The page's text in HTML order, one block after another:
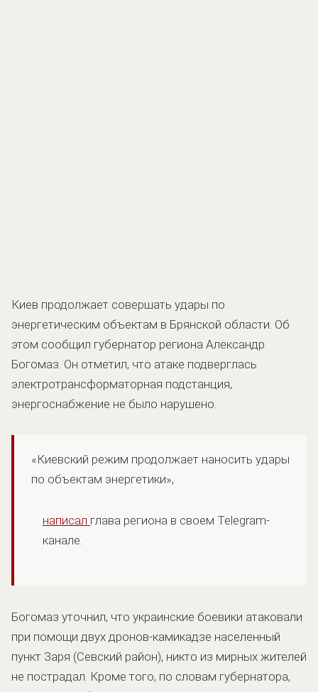
Киев продолжает совершать удары по
энергетическим объектам в Брянской области. Об
этом сообщил губернатор региона Александр
Богомаз. Он отметил, что атаке подверглась
электротрансформаторная подстанция,
энергоснабжение не было нарушено.
«Киевский режим продолжает наносить удары
по объектам энергетики»,
написал глава региона в своем Telegram-
канале.
Богомаз уточнил, что украинские боевики атаковали
при помощи двух дронов-камикадзе населенный
пункт Заря (Севский район), никто из мирных жителей
не пострадал. Кроме того, по словам губернатора,